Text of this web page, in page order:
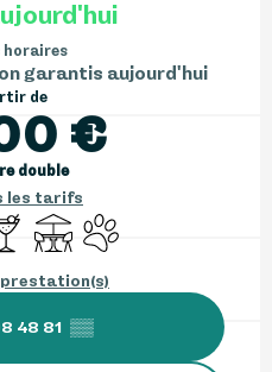
horaires
garantis aujourd'hui
de
€
double
les tarifs
/ Buvette
TerrasseAnimaux acceptés
48 81 ▒▒